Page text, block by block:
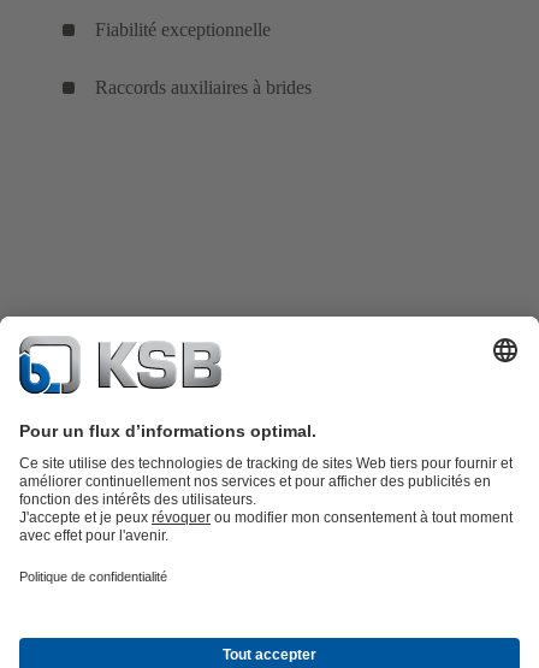
Fiabilité exceptionnelle
Raccords auxiliaires à brides
IndustrieBâtiment